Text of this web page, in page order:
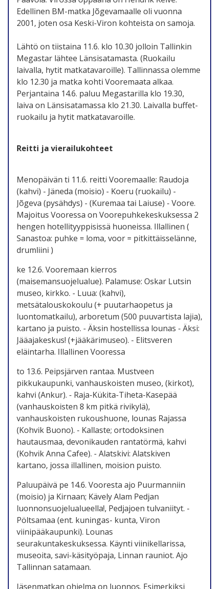
Edellinen BM-matka Jõgevamaalle oli vuonna
2001, joten osa Keski-Viron kohteista on samoja.
Lähtö on tiistaina 11.6. klo 10.30 jolloin Tallinkin
Megastar lähtee Länsisatamasta. (Ruokailu
laivalla, hytit matkatavaroille). Tallinnassa olemme
klo 12.30 ja matka kohti Vooremaata alkaa.
Perjantaina 14.6. paluu Megastarilla klo 19.30,
laiva on Länsisatamassa klo 21.30. Laivalla buffet-
ruokailu ja hytit matkatavaroille.
Reitti ja vierailukohteet
Menopäivän ti 11.6. reitti Vooremaalle: Raudoja
(kahvi) - Jäneda (moisio) - Koeru (ruokailu) -
Jõgeva (pysähdys) - (Kuremaa tai Laiuse) - Voore.
Majoitus Vooressa on Voorepuhkekeskuksessa 2
hengen hotellityyppisissä huoneissa. Illallinen (
Sanastoa: puhke = loma, voor = pitkittäisselänne,
drumliini )
ke 12.6. Vooremaan kierros
(maisemansuojelualue). Palamuse: Oskar Lutsin
museo, kirkko. - Luua: (kahvi),
metsätalouskokoulu (+ puutarhaopetus ja
luontomatkailu), arboretum (500 puuvartista lajia),
kartano ja puisto. - Äksin hostellissa lounas - Äksi:
Jääajakeskus! (+jääkärimuseo). - Elitsveren
eläintarha. Illallinen Vooressa
to 13.6. Peipsjärven rantaa. Mustveen
pikkukaupunki, vanhauskoisten museo, (kirkot),
kahvi (Ankur). - Raja-Kükita-Tiheta-Kasepää
(vanhauskoisten 8 km pitkä rivikylä),
vanhauskoisten rukoushuone, lounas Rajassa
(Kohvik Buono). - Kallaste; ortodoksinen
hautausmaa, devonikauden rantatörmä, kahvi
(Kohvik Anna Cafee). - Alatskivi: Alatskiven
kartano, jossa illallinen, moision puisto.
Paluupäivä pe 14.6. Vooresta ajo Puurmanniin
(moisio) ja Kirnaan; Kävely Alam Pedjan
luonnonsuojelualueella!, Pedjajoen tulvaniityt. -
Pöltsamaa (ent. kuningas- kunta, Viron
viinipääkaupunki). Lounas
seurakuntakeskuksessa. Käynti viinikellarissa,
museoita, savi-käsityöpaja, Linnan rauniot. Ajo
Tallinnan satamaan.
Jäsenmatkan ohjelma on luonnos. Esimerkiksi